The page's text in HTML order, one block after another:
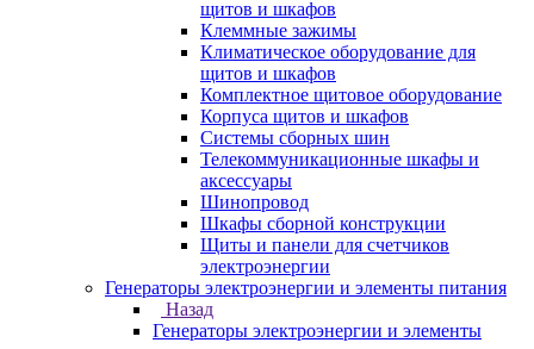
щитов и шкафов
Клеммные зажимы
Климатическое оборудование для
щитов и шкафов
Комплектное щитовое оборудование
Корпуса щитов и шкафов
Системы сборных шин
Телекоммуникационные шкафы и
аксессуары
Шинопровод
Шкафы сборной конструкции
Щиты и панели для счетчиков
электроэнергии
Генераторы электроэнергии и элементы питания
Назад
Генераторы электроэнергии и элементы